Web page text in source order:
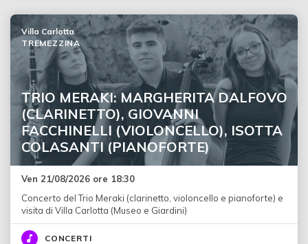
TRIO MERAKI: MARGHERITA DALFOVO
(CLARINETTO), GIOVANNI
FACCHINELLI (VIOLONCELLO), ISOTTA
COLASANTI (PIANOFORTE)
Villa Carlotta
TREMEZZINA
Ven 21/08/2026 ore 18:30
Concerto del Trio Meraki (clarinetto, violoncello e pianoforte) e
visita di Villa Carlotta (Museo e Giardini)
CONCERTI